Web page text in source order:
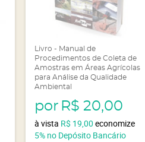
Livro - Manual de
Procedimentos de Coleta de
Amostras em Áreas Agrícolas
para Análise da Qualidade
Ambiental
por R$ 20,00
à vista R$ 19,00 economize
5% no Depósito Bancário